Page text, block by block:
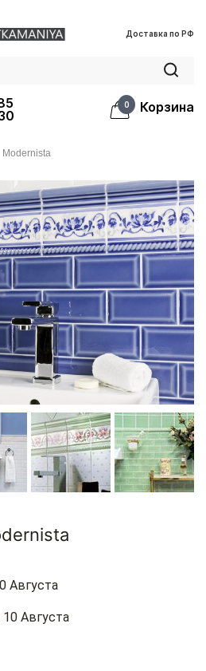
Доставка по РФ
0 Корзина
Modernista
Августа
Августа